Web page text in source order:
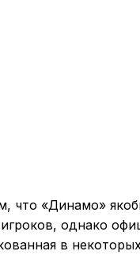
«Динамо»
однако
в